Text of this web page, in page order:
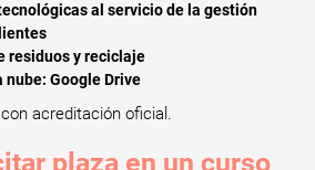
al servicio de la gestión
residuos y reciclaje
Google Drive
acreditación oficial.
plaza en un curso